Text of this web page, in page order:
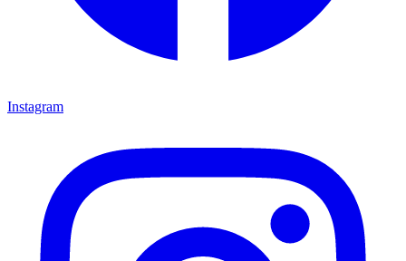
Instagram